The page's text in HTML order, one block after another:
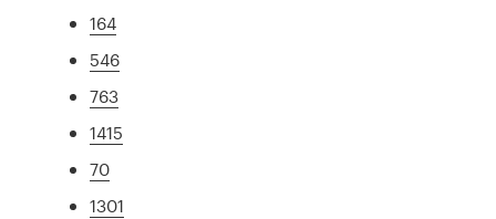
164
546
763
1415
70
1301